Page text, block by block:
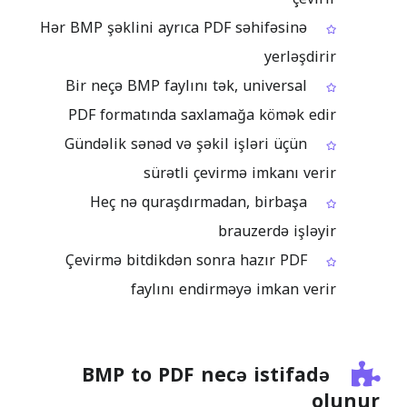
Hər BMP şəklini ayrıca PDF səhifəsinə
yerləşdirir
Bir neçə BMP faylını tək, universal
PDF formatında saxlamağa kömək edir
Gündəlik sənəd və şəkil işləri üçün
sürətli çevirmə imkanı verir
Heç nə quraşdırmadan, birbaşa
brauzerdə işləyir
Çevirmə bitdikdən sonra hazır PDF
faylını endirməyə imkan verir
BMP to PDF necə istifadə